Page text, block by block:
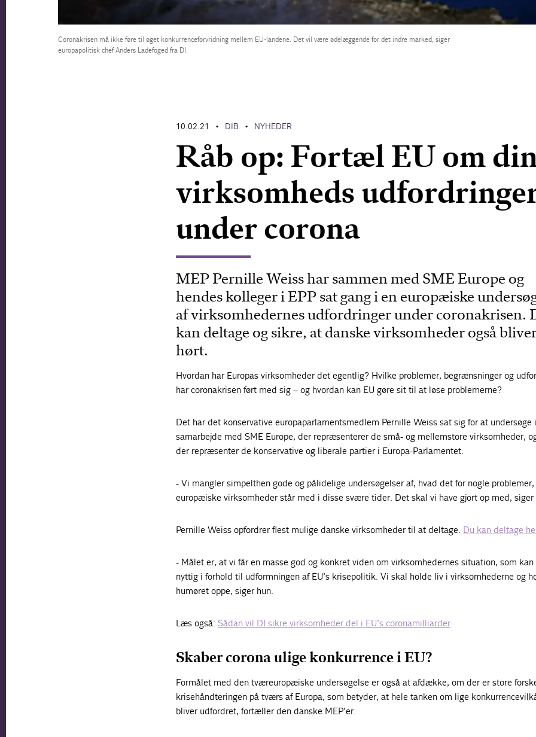
Coronakrisen må ikke føre til øget konkurrenceforvridning mellem EU-landene. Det vil være ødelæggende for det indre marked, siger
europapolitisk chef Anders Ladefoged fra DI.
10.02.21 • DIB • NYHEDER
Råb op: Fortæl EU om
virksomheds
under corona
MEP Pernille Weiss har sammen med SME Europe og
hendes kolleger i EPP sat gang i en europæiske
af virksomhedernes udfordringer under coronakrisen.
kan deltage og sikre, at danske virksomheder også
hørt.
Hvordan har Europas virksomheder det egentlig? Hvilke problemer, begrænsninger og
har coronakrisen ført med sig – og hvordan kan EU gøre sit til at løse problemerne?
Det har det konservative europaparlamentsmedlem Pernille Weiss sat sig for at undersøge i
samarbejde med SME Europe, der repræsenterer de små- og mellemstore virksomheder,
der repræsenter de konservative og liberale partier i Europa-Parlamentet.
- Vi mangler simpelthen gode og pålidelige undersøgelser af, hvad det for nogle
europæiske virksomheder står med i disse svære tider. Det skal vi have gjort op med, siger
Pernille Weiss opfordrer flest mulige danske virksomheder til at deltage. Du kan deltage
- Målet er, at vi får en masse god og konkret viden om virksomhedernes situation, som
nyttig i forhold til udformningen af EU’s krisepolitik. Vi skal holde liv i virksomhederne og
humøret oppe, siger hun.
Læs også: Sådan vil DI sikre virksomheder del i EU’s coronamilliarder
Skaber corona ulige konkurrence i EU?
Formålet med den tværeuropæiske undersøgelse er også at afdække, om der er store
krisehåndteringen på tværs af Europa, som betyder, at hele tanken om lige
bliver udfordret, fortæller den danske MEP’er.